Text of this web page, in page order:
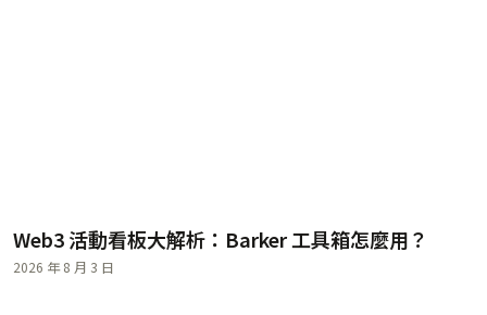
Web3 活動看板大解析：Barker 工具箱怎麼用？
2026 年 8 月 3 日